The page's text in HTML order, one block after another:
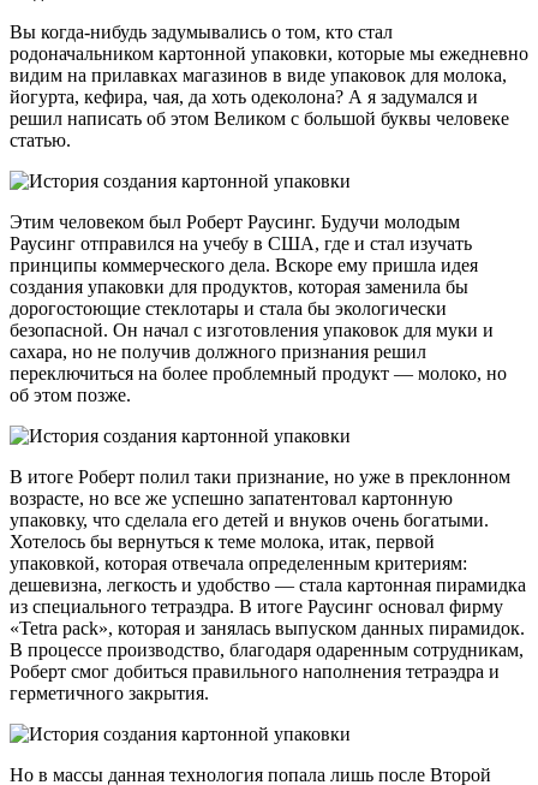
Вы когда-нибудь задумывались о том, кто стал
родоначальником картонной упаковки, которые мы ежедневно
видим на прилавках магазинов в виде упаковок для молока,
йогурта, кефира, чая, да хоть одеколона? А я задумался и
решил написать об этом Великом с большой буквы человеке
статью.
Этим человеком был Роберт Раусинг. Будучи молодым
Раусинг отправился на учебу в США, где и стал изучать
принципы коммерческого дела. Вскоре ему пришла идея
создания упаковки для продуктов, которая заменила бы
дорогостоющие стеклотары и стала бы экологически
безопасной. Он начал с изготовления упаковок для муки и
сахара, но не получив должного признания решил
переключиться на более проблемный продукт — молоко, но
об этом позже.
В итоге Роберт полил таки признание, но уже в преклонном
возрасте, но все же успешно запатентовал картонную
упаковку, что сделала его детей и внуков очень богатыми.
Хотелось бы вернуться к теме молока, итак, первой
упаковкой, которая отвечала определенным критериям:
дешевизна, легкость и удобство — стала картонная пирамидка
из специального тетраэдра. В итоге Раусинг основал фирму
«Tetra pack», которая и занялась выпуском данных пирамидок.
В процессе производство, благодаря одаренным сотрудникам,
Роберт смог добиться правильного наполнения тетраэдра и
герметичного закрытия.
Но в массы данная технология попала лишь после Второй